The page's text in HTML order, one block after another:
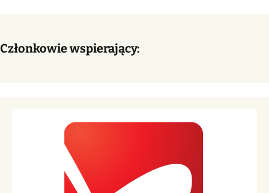
Członkowie wspierający: